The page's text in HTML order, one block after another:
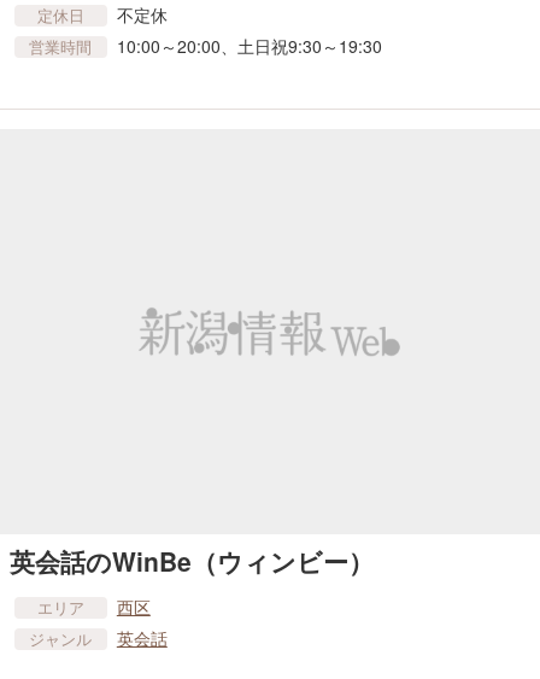
定休日 不定休
営業時間 10:00～20:00、土日祝9:30～19:30
英会話のWinBe（ウィンビー）
エリア 西区
ジャンル 英会話